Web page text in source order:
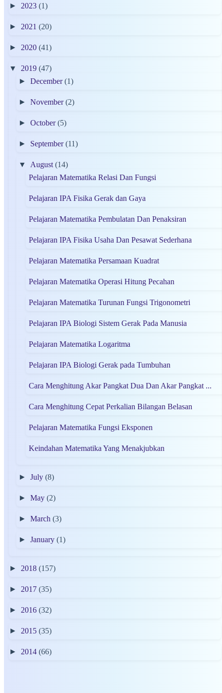
► 2023 (1)
► 2021 (20)
► 2020 (41)
▼ 2019 (47)
►December(1)
►November(2)
►October(5)
► September(11)
▼ August(14)
Pelajaran Matematika Relasi Dan Fungsi
Pelajaran IPA Fisika Gerak dan Gaya
Pelajaran Matematika Pembulatan Dan Penaksiran
Pelajaran IPA Fisika Usaha Dan Pesawat Sederhana
Pelajaran Matematika Persamaan Kuadrat
Pelajaran Matematika Operasi Hitung Pecahan
Pelajaran Matematika Turunan Fungsi Trigonometri
Pelajaran IPA Biologi Sistem Gerak Pada Manusia
Pelajaran Matematika Logaritma
Pelajaran IPA Biologi Gerak pada Tumbuhan
Cara Menghitung Akar Pangkat Dua Dan Akar Pangkat ...
Cara Menghitung Cepat Perkalian Bilangan Belasan
Pelajaran Matematika Fungsi Eksponen
Keindahan Matematika Yang Menakjubkan
►July(8)
►May(2)
►March(3)
►January(1)
► 2018 (157)
► 2017 (35)
► 2016 (32)
► 2015 (35)
► 2014 (66)